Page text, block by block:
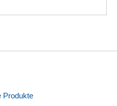
Produkte